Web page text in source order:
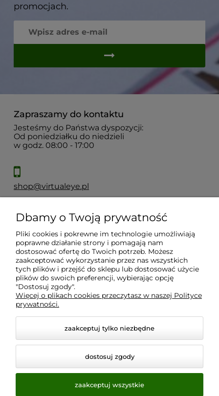
promocjach.
Zapraszamy do kontaktu
Jesteśmy do Państwa dyspozycji:
Od poniedziałku do niedzieli
w godz. 08:00 - 17:00
shop@virtualeye.pl
Moje konto
Płatności i dostawa
Informacje
O nas
Dbamy o Twoją prywatność
Pliki cookies i pokrewne im technologie umożliwiają
poprawne działanie strony i pomagają nam
dostosować ofertę do Twoich potrzeb. Możesz
zaakceptować wykorzystanie przez nas wszystkich
tych plików i przejść do sklepu lub dostosować użycie
plików do swoich preferencji, wybierając opcję
"Dostosuj zgody".
Więcej o plikach cookies przeczytasz w naszej Polityce
prywatności.
zaakceptuj tylko niezbędne
dostosuj zgody
zaakceptuj wszystkie